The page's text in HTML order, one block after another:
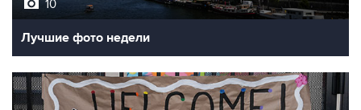
10
Лучшие фото недели